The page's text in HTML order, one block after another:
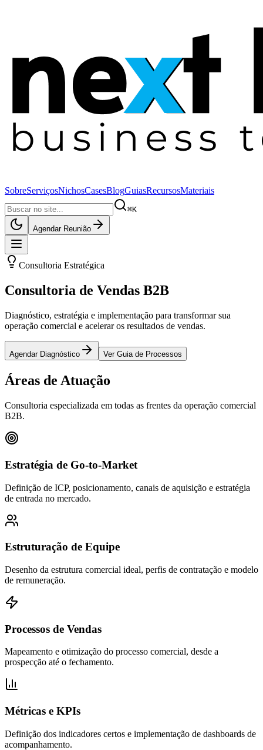
SobreServiçosNichosCasesBlogGuiasRecursosMateriais
⌘K
Agendar Reunião
Consultoria Estratégica
Consultoria de Vendas B2B
Diagnóstico, estratégia e implementação para transformar sua
operação comercial e acelerar os resultados de vendas.
Agendar Diagnóstico Ver Guia de Processos
Áreas de Atuação
Consultoria especializada em todas as frentes da operação comercial
B2B.
Estratégia de Go-to-Market
Definição de ICP, posicionamento, canais de aquisição e estratégia
de entrada no mercado.
Estruturação de Equipe
Desenho da estrutura comercial ideal, perfis de contratação e modelo
de remuneração.
Processos de Vendas
Mapeamento e otimização do processo comercial, desde a
prospecção até o fechamento.
Métricas e KPIs
Definição dos indicadores certos e implementação de dashboards de
acompanhamento.